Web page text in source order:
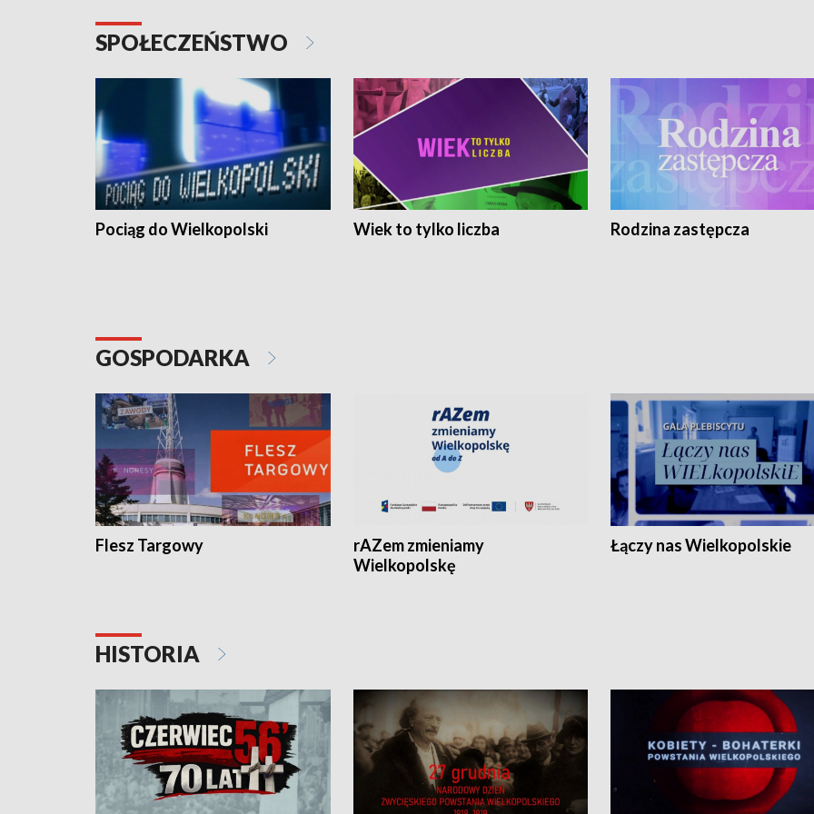
SPOŁECZEŃSTWO
Pociąg do Wielkopolski Wiek to tylko liczba Rodzina zastępcza
GOSPODARKA
Flesz Targowy
rAZem zmieniamy
Wielkopolskę
Łączy nas Wielkopolskie
HISTORIA